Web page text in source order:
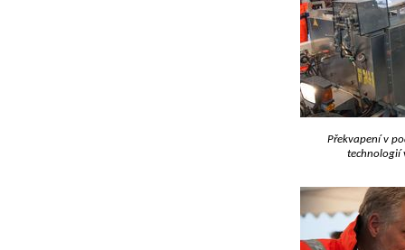
Překvapení v
technologií